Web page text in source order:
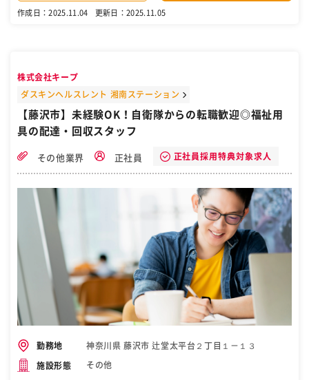
間等） ・スタッフの評価査定 など 状況に応じて、各現場を巡回しな
がらスタッフの声を聞いたり、クライアントとのやり取りを行ったり
くる改善点やアイデアを、ぜひあなたの視点で活かしてください。 ＼
ここもPOINT！／ ◎担当エリアは東京・神奈川・千葉。1人あたり平
月20時間以下。 定時退社も多く、ワークライフバランスも充実！ チ
連携を図って業務を行っています！ 男女比 男性5:女性2 定着率 95％
以上（募集部署社員職において、直近数年間は離職者なし） ※総合職
としての採用となるため、将来的に部署異動・転勤の可能性もありま
す。 ※試用期間：なし （現場業務研修あり ※最大3カ月） ［自衛
隊・転職・求人］
作成日：2025.11.04 更新日：2025.11.05
株式会社キープ
ダスキンヘルスレント 湘南ステーション
【藤沢市】未経験OK！自衛隊からの転職歓迎◎福祉用
具の配達・回収スタッフ
その他業界 正社員 正社員採用特典対象求人
勤務地 神奈川県 藤沢市 辻堂太平台２丁目１－１３
施設形態 その他